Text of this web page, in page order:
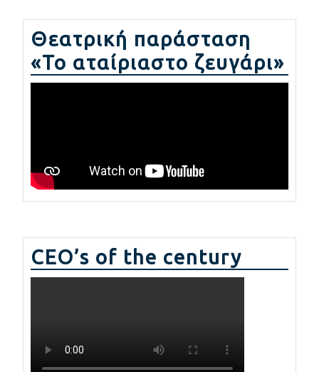
Θεατρική παράσταση
«Το αταίριαστο ζευγάρι»
CEO’s of the century